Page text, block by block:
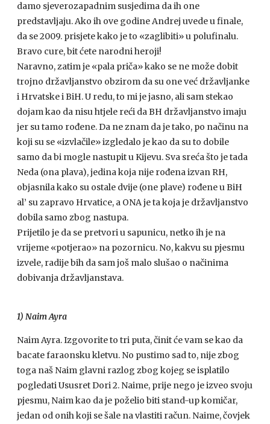
damo sjeverozapadnim susjedima da ih one
predstavljaju. Ako ih ove godine Andrej uvede u finale,
da se 2009. prisjete kako je to «zaglibiti» u polufinalu.
Bravo cure, bit ćete narodni heroji!
Naravno, zatim je «pala priča» kako se ne može dobit
trojno državljanstvo obzirom da su one već državljanke
i Hrvatske i BiH. U redu, to mi je jasno, ali sam stekao
dojam kao da nisu htjele reći da BH državljanstvo imaju
jer su tamo rođene. Da ne znam da je tako, po načinu na
koji su se «izvlačile» izgledalo je kao da su to dobile
samo da bi mogle nastupit u Kijevu. Sva sreća što je tada
Neda (ona plava), jedina koja nije rođena izvan RH,
objasnila kako su ostale dvije (one plave) rođene u BiH
al’ su zapravo Hrvatice, a ONA je ta koja je državljanstvo
dobila samo zbog nastupa.
Prijetilo je da se pretvori u sapunicu, netko ih je na
vrijeme «potjerao» na pozornicu. No, kakvu su pjesmu
izvele, radije bih da sam još malo slušao o načinima
dobivanja državljanstava.
1) Naim Ayra
Naim Ayra. Izgovorite to tri puta, činit će vam se kao da
bacate faraonsku kletvu. No pustimo sad to, nije zbog
toga naš Naim glavni razlog zbog kojeg se isplatilo
pogledati Ususret Dori 2. Naime, prije nego je izveo svoju
pjesmu, Naim kao da je poželio biti stand-up komičar,
jedan od onih koji se šale na vlastiti račun. Naime, čovjek